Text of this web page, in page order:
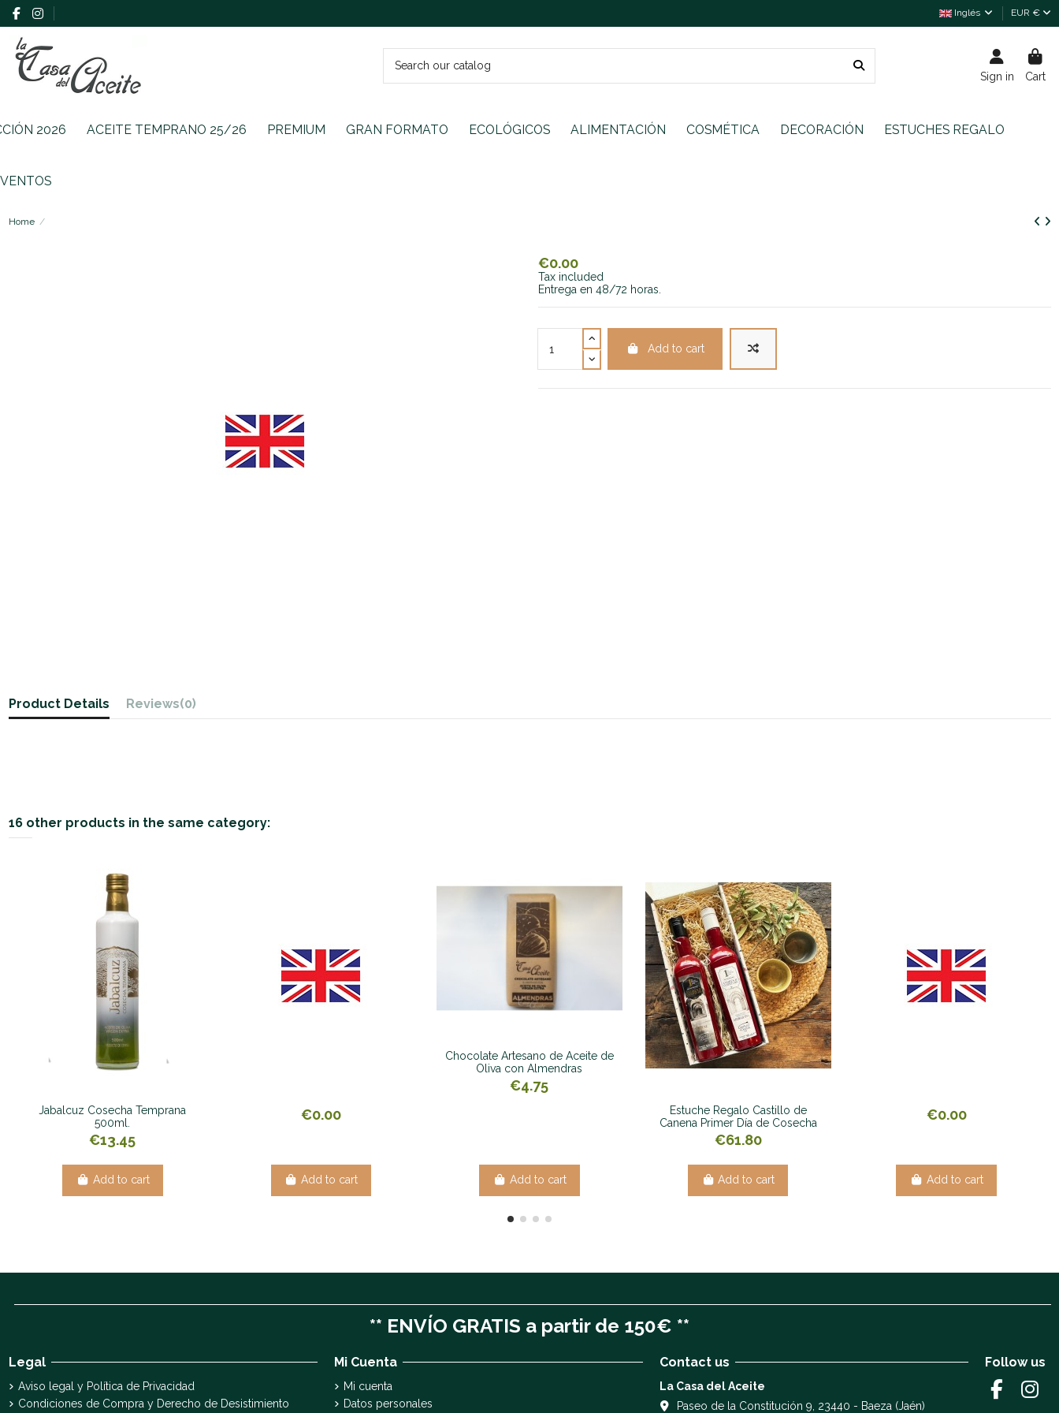
Inglés EUR €
Sign in Cart
2026 ACEITE TEMPRANO 25/26 PREMIUM GRAN FORMATO ECOLÓGICOS ALIMENTACIÓN COSMÉTICA DECORACIÓN ESTUCHES REGALO
Home
€0.00
Tax included
Entrega en 48/72 horas.
Add to cart
Product Details Reviews(0)
16 other products in the same category:
Jabalcuz Cosecha Temprana
500ml.
€13.45
Add to cart
€0.00
Add to cart
Chocolate Artesano de Aceite de
Oliva con Almendras
€4.75
Add to cart
Estuche Regalo Castillo de
Canena Primer Día de Cosecha
€61.80
Add to cart
€0.00
Add to cart
** ENVÍO GRATIS a partir de 150€ **
Legal
Aviso legal y Política de Privacidad
Condiciones de Compra y Derecho de Desistimiento
Mi Cuenta
Mi cuenta
Datos personales
Contact us
La Casa del Aceite
Paseo de la Constitución 9, 23440 - Baeza (Jaén)
Follow us